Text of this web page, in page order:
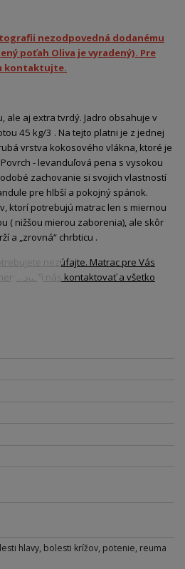
nezodpovedná dodanému
poťah Oliva je vyradený). Pre
kontaktujte.
ale aj extra tvrdý. Jadro obsahuje v
45 kg/3 . Na tejto platni je z jednej
vrstva kokosového vlákna, ktoré je
- levanduľová pena s vysokou
zachovanie si svojich vlastností
pre hlbší a pokojný spánok.
ktorí potrebujú matrac len s miernou
( nižšou mierou zaborenia), ale skôr
a „zrovná“ chrbticu .
nezúfajte. Matrac pre Vás
Stačí nás kontaktovať a všetko
hlavy, bolesti krížov, potenie, reuma